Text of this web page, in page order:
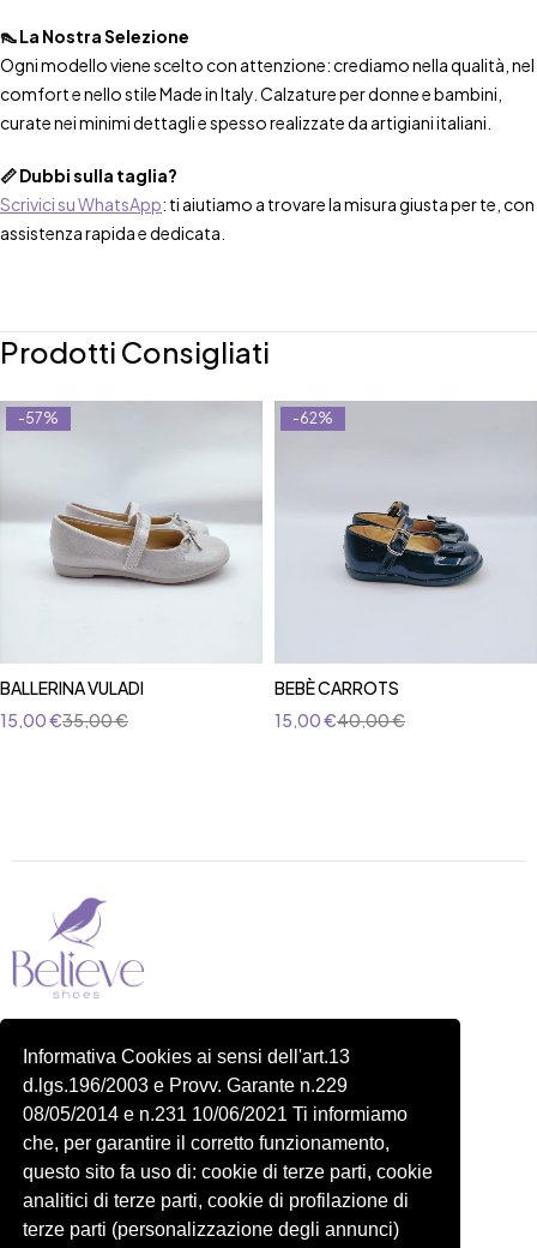
Informativa Cookies ai sensi dell'art.13
d.lgs.196/2003 e Provv. Garante n.229
08/05/2014 e n.231 10/06/2021 Ti informiamo
che, per garantire il corretto funzionamento,
questo sito fa uso di: cookie di terze parti, cookie
analitici di terze parti, cookie di profilazione di
terze parti (personalizzazione degli annunci)
👠 La Nostra Selezione
Ogni modello viene scelto con attenzione: crediamo nella qualità, nel
comfort e nello stile Made in Italy. Calzature per donne e bambini,
curate nei minimi dettagli e spesso realizzate da artigiani italiani.
📏 Dubbi sulla taglia?
Scrivici su WhatsApp: ti aiutiamo a trovare la misura giusta per te, con
assistenza rapida e dedicata.
Prodotti Consigliati
-57%
BALLERINA VULADI
35,00€
15,00€
-62%
BEBÈ CARROTS
40,00€
15,00€
P.IVA 14822091006
N.REA: RM-1548401
C.SOCIALE: €10,00
334 918 4321
Shop
Account
Carrello